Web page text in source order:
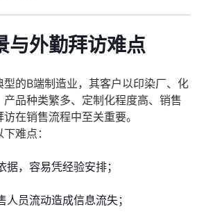
与外勤拜访难点
的B端制造业，其客户以印染厂、化
品种类繁多、定制化程度高、销售
在销售流程中至关重要。
难点：
，容易凭经验安排；
员流动造成信息流失；